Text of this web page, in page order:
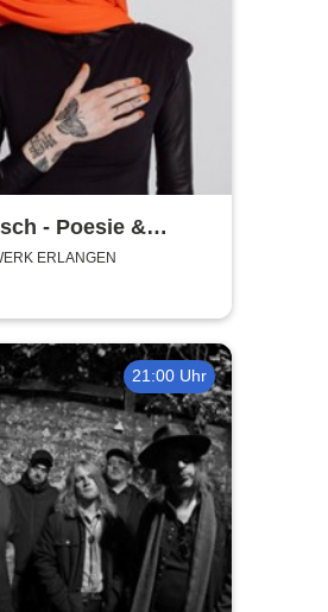
- Poesie &
Tour
ERLANGEN
21:00 Uhr